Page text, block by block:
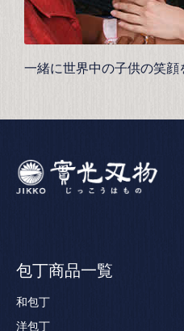
一緒に世界中の子供の笑顔
包丁商品一覧
和包丁
洋包丁